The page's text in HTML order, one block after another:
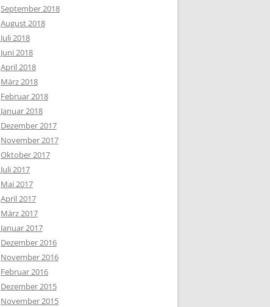
September 2018
August 2018
Juli 2018
Juni 2018
April 2018
März 2018
Februar 2018
Januar 2018
Dezember 2017
November 2017
Oktober 2017
Juli 2017
Mai 2017
April 2017
März 2017
Januar 2017
Dezember 2016
November 2016
Februar 2016
Dezember 2015
November 2015